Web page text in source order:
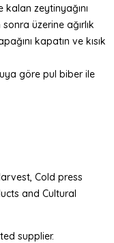
kalan zeytinyağını
üzerine ağırlık
kapatın ve kısık
göre pul biber ile
Cold press
and Cultural
supplier.